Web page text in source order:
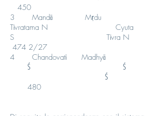
450
3 Mandā Mṛdu
Tīvratama N Cyuta
S Tīvra N
474 2/27
4 Chandovatī Madhyā
Ś Ś
Ś
480